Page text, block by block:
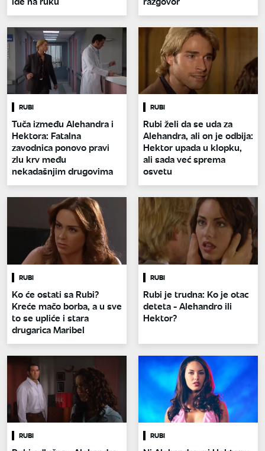
RUBI
Tuča između Alehandra i
Hektora: Fatalna
zavodnica ponovo pravi
zlu krv među
nekadašnjim drugovima
RUBI
Rubi želi da se uda za
Alehandra, ali on je odbija:
Hektor upada u klopku,
ali sada već sprema
osvetu
RUBI
Ko će ostati sa Rubi?
Kreće mačo borba, a u sve
to se upliće i stara
drugarica Maribel
RUBI
Rubi je trudna: Ko je otac
deteta - Alehandro ili
Hektor?
RUBI RUBI